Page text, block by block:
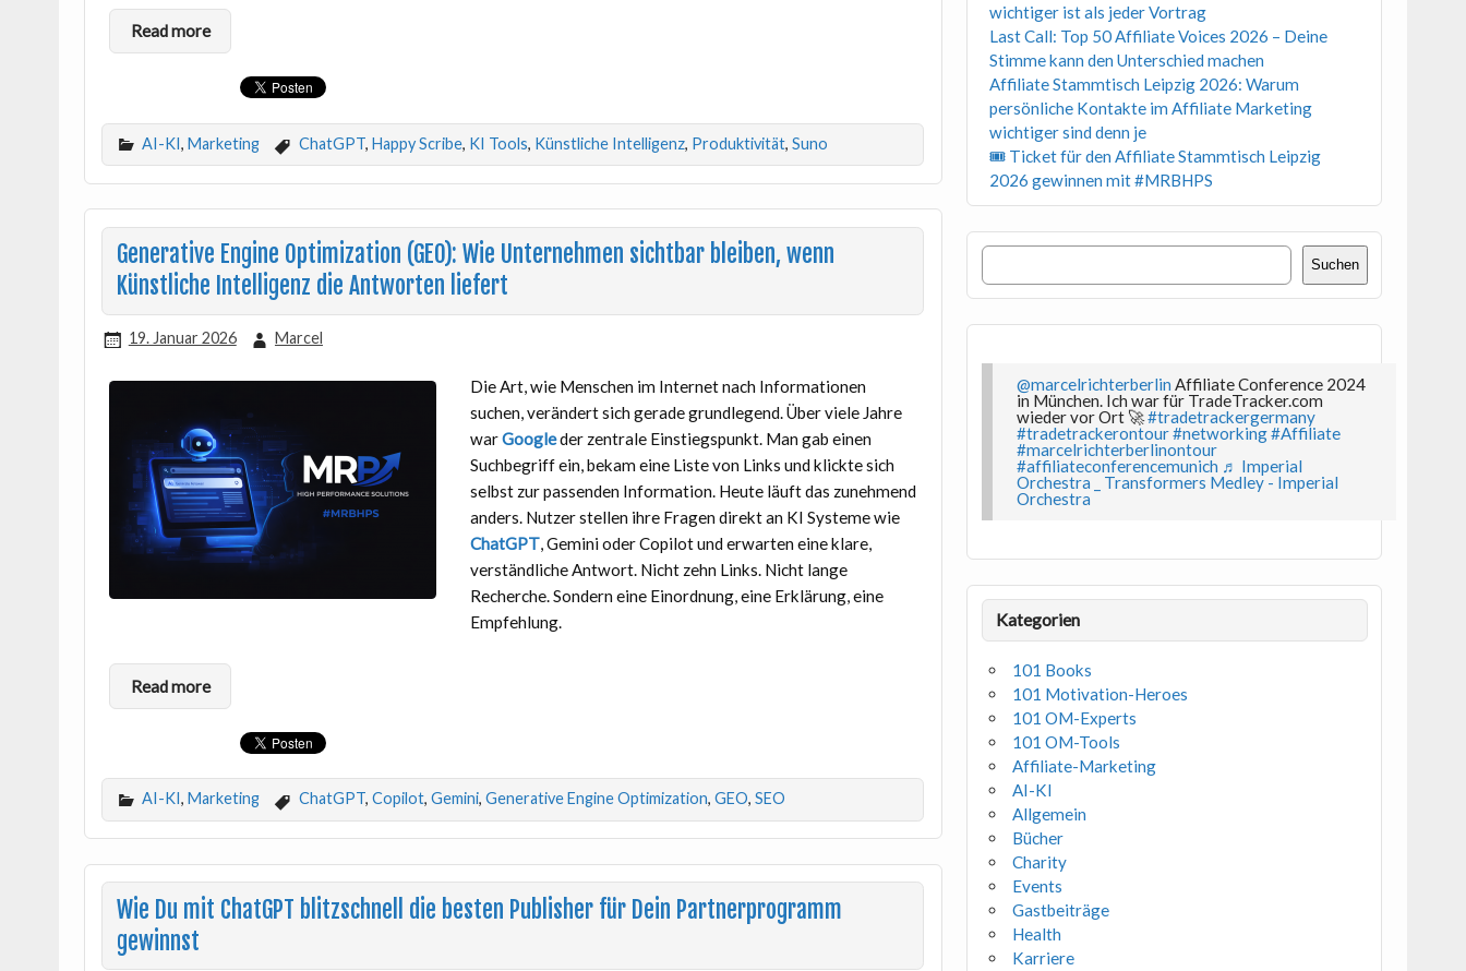
Read more
AI-KI,Marketing ChatGPT, Happy Scribe, KI Tools, Künstliche Intelligenz, Produktivität, Suno
Generative Engine Optimization (GEO): Wie Unternehmen sichtbar bleiben, wenn
Künstliche Intelligenz die Antworten liefert
19. Januar 2026 Marcel
Die Art, wie Menschen im Internet nach Informationen
suchen, verändert sich gerade grundlegend. Über viele Jahre
warGoogleder zentrale Einstiegspunkt. Man gab einen
Suchbegriff ein, bekam eine Liste von Links und klickte sich
selbst zur passenden Information. Heute läuft das zunehmend
anders. Nutzer stellen ihre Fragen direkt an KI Systeme wie
ChatGPT, Gemini oder Copilot und erwarten eine klare,
verständliche Antwort. Nicht zehn Links. Nicht lange
Recherche. Sondern eine Einordnung, eine Erklärung, eine
Empfehlung.
Read more
AI-KI,Marketing ChatGPT, Copilot, Gemini, Generative Engine Optimization, GEO, SEO
Wie Du mit ChatGPT blitzschnell die besten Publisher für Dein Partnerprogramm
gewinnst
wichtiger ist als jeder Vortrag
Last Call: Top 50 Affiliate Voices 2026 – Deine
Stimme kann den Unterschied machen
Affiliate Stammtisch Leipzig 2026: Warum
persönliche Kontakte im Affiliate Marketing
wichtiger sind denn je
🎟 Ticket für den Affiliate Stammtisch Leipzig
2026 gewinnen mit #MRBHPS
Suchen
Suchen
@marcelrichterberlin Affiliate Conference 2024
in München. Ich war für TradeTracker.com
wieder vor Ort 🚀#tradetrackergermany
#tradetrackerontour#networking#Affiliate
#marcelrichterberlinontour
#affiliateconferencemunich ♬ Imperial
Orchestra _ Transformers Medley - Imperial
Orchestra
Kategorien
101 Books
101 Motivation-Heroes
101 OM-Experts
101 OM-Tools
Affiliate-Marketing
AI-KI
Allgemein
Bücher
Charity
Events
Gastbeiträge
Health
Karriere